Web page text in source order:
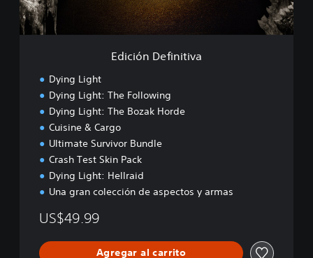
f
i
n
Edición Definitiva
Dying Light
Dying Light: The Following
Dying Light: The Bozak Horde
Cuisine & Cargo
Ultimate Survivor Bundle
Crash Test Skin Pack
Dying Light: Hellraid
Una gran colección de aspectos y armas
US$49.99
Agregar al carrito